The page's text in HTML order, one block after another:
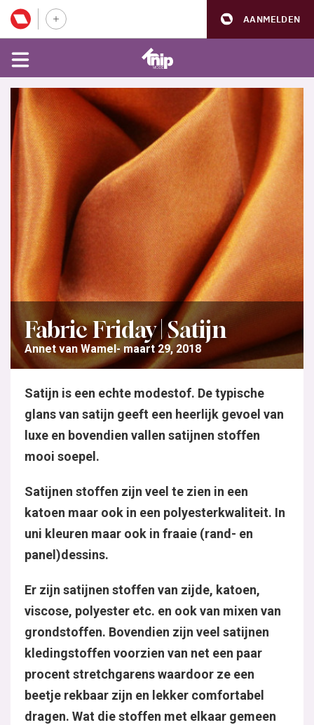
AANMELDEN
Fabric Friday | Satijn
Annet van Wamel maart 29, 2018
Satijn is een echte modestof. De typische
glans van satijn geeft een heerlijk gevoel van
luxe en bovendien vallen satijnen stoffen
mooi soepel.
Satijnen stoffen zijn veel te zien in een
katoen maar ook in een polyesterkwaliteit. In
uni kleuren maar ook in fraaie (rand- en
panel)dessins.
Er zijn satijnen stoffen van zijde, katoen,
viscose, polyester etc. en ook van mixen van
grondstoffen. Bovendien zijn veel satijnen
kledingstoffen voorzien van net een paar
procent stretchgarens waardoor ze een
beetje rekbaar zijn en lekker comfortabel
dragen. Wat die stoffen met elkaar gemeen